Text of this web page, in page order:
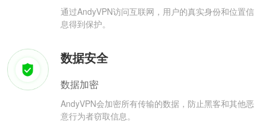
通过AndyVPN访问互联网，用户的真实身份和位置信
息得到保护。
数据安全
数据加密
AndyVPN会加密所有传输的数据，防止黑客和其他恶
意行为者窃取信息。